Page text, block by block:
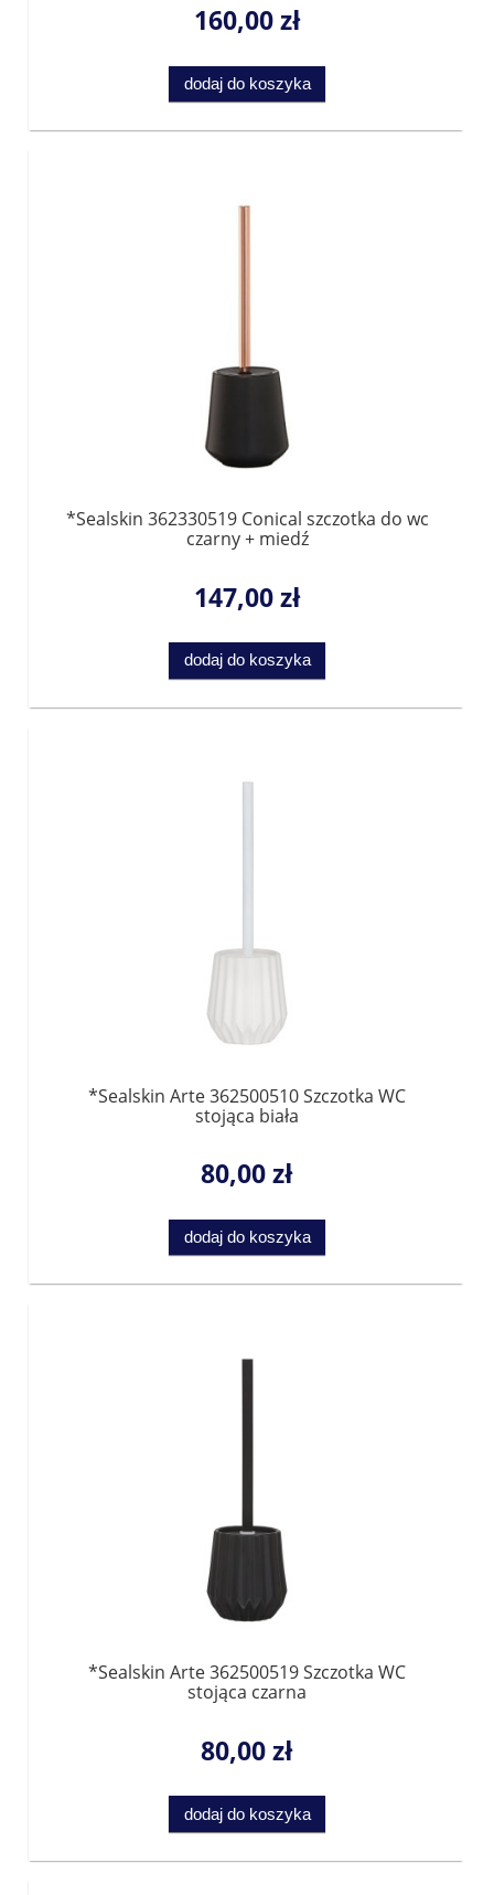
160,00 zł
dodaj do koszyka
*Sealskin 362330519 Conical szczotka do wc
czarny + miedź
147,00 zł
dodaj do koszyka
*Sealskin Arte 362500510 Szczotka WC
stojąca biała
80,00 zł
dodaj do koszyka
*Sealskin Arte 362500519 Szczotka WC
stojąca czarna
80,00 zł
dodaj do koszyka